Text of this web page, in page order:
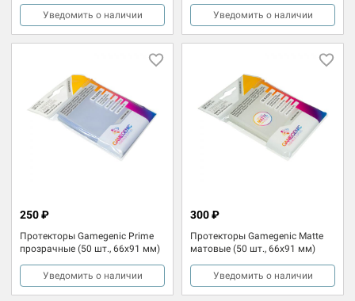
Уведомить о наличии Уведомить о наличии
Протекторы Gamegenic Prime
прозрачные (50 шт., 66x91 мм)
250 ₽
Уведомить о наличии
Протекторы Gamegenic Matte
матовые (50 шт., 66x91 мм)
300 ₽
Уведомить о наличии